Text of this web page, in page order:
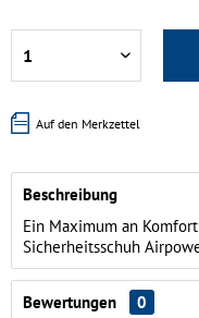
Auf den Merkzettel
Beschreibung
Ein Maximum an
Sicherheitsschuh
Bewertungen
0